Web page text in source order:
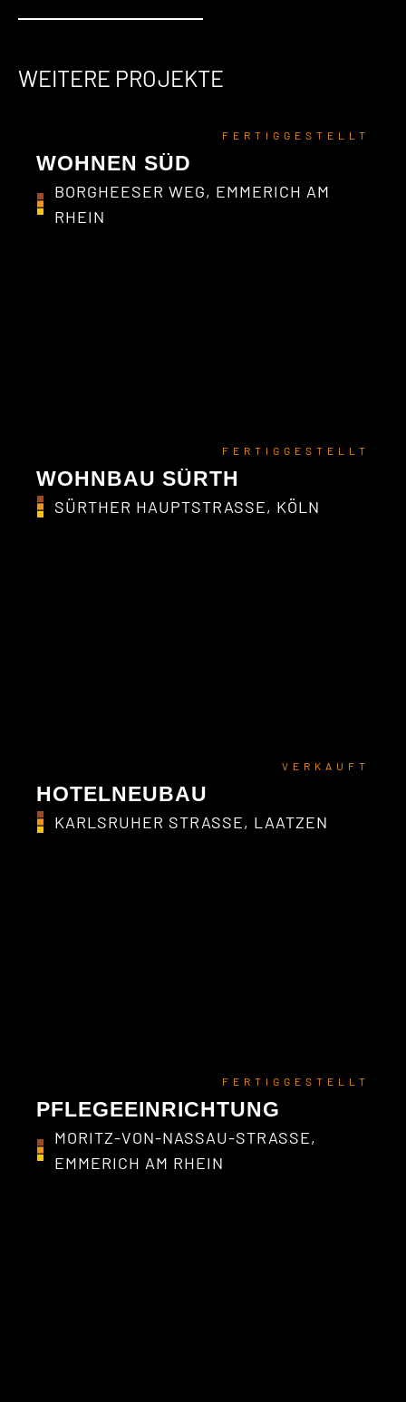
WEITERE PROJEKTE
FERTIGGESTELLT
WOHNEN SÜD
BORGHEESER WEG, EMMERICH AM
RHEIN
FERTIGGESTELLT
WOHNBAU SÜRTH
SÜRTHER HAUPTSTRASSE, KÖLN
VERKAUFT
HOTELNEUBAU
KARLSRUHER STRASSE, LAATZEN
FERTIGGESTELLT
PFLEGEEINRICHTUNG
MORITZ-VON-NASSAU-STRASSE, E
MMERICH AM RHEIN